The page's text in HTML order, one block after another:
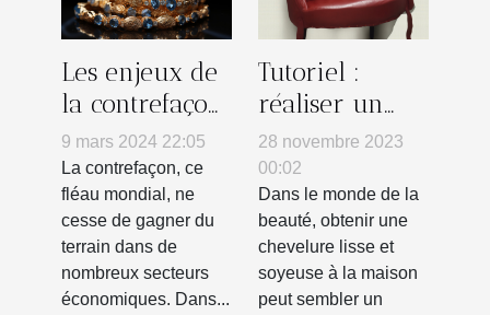
Les enjeux de
la contrefaçon
dans
l'industrie de
la bijouterie
9 mars 2024 22:05
La contrefaçon, ce
fléau mondial, ne
cesse de gagner du
terrain dans de
nombreux secteurs
économiques. Dans...
Tutoriel :
réaliser un
lissage parfait
à domicile
28 novembre 2023
00:02
Dans le monde de la
beauté, obtenir une
chevelure lisse et
soyeuse à la maison
peut sembler un